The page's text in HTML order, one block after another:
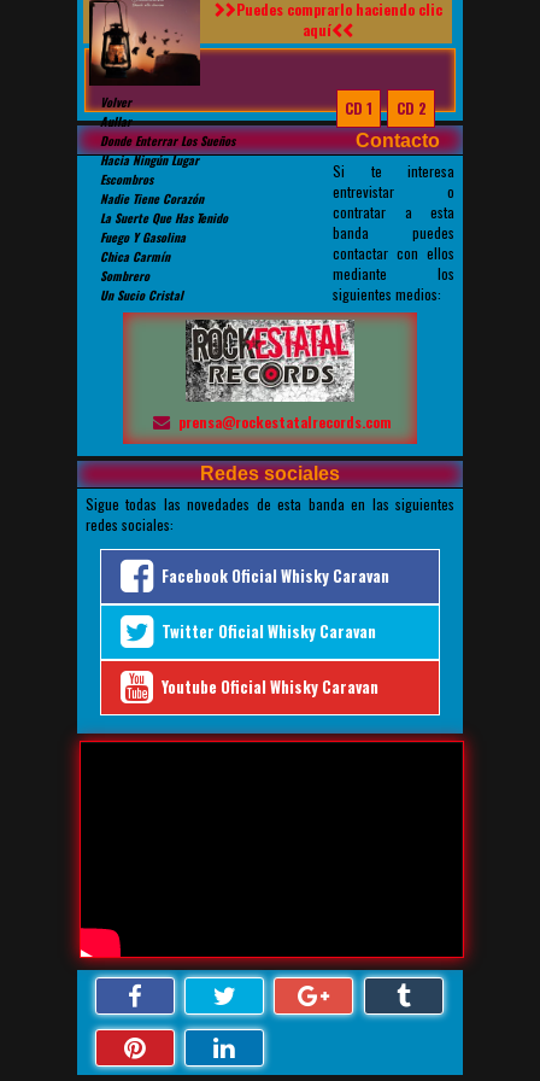
Volver
Aullar
Donde Enterrar Los Sueños
Hacia Ningún Lugar
Escombros
Nadie Tiene Corazón
La Suerte Que Has Tenido
Fuego Y Gasolina
Chica Carmín
Sombrero
Un Sucio Cristal
Puedes comprarlo haciendo clic
aquí
CD 1
CD 2
Contacto
Si te interesa
entrevistar o
contratar a esta
banda puedes
contactar con ellos
mediante los
siguientes medios:
prensa@rockestatalrecords.com
Redes sociales
Sigue todas las novedades de esta banda en las siguientes
redes sociales:
Facebook Oficial Whisky Caravan
Twitter Oficial Whisky Caravan
Youtube Oficial Whisky Caravan